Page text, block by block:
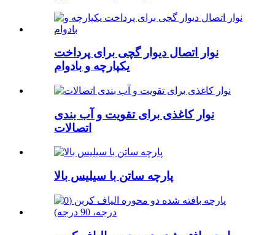
نوار اتصال دیوار گچی برای پرداخت
یکپارچه و بادوام
نوار کاغذی برای تقویت و آب بندی
اتصالات
پارچه ساتن با سیلیس بالا